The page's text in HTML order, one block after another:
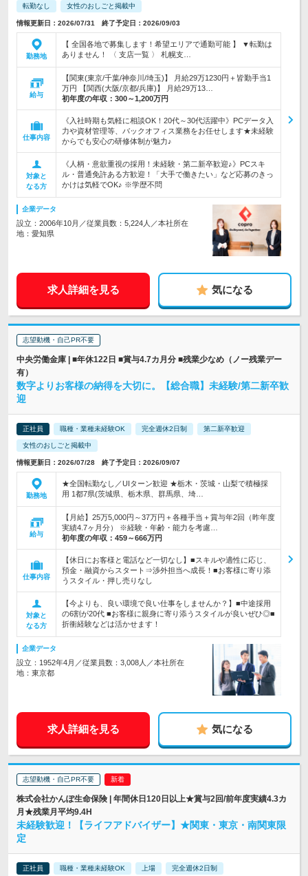
転勤なし 女性のおしごと掲載中
情報更新日：2026/07/31 終了予定日：2026/09/03
勤務地
【 全国各地で募集します！希望エリアで通勤可能 】 ▼転勤は
ありません！ 〈 支店一覧 〉 札幌支…
給与
【関東(東京/千葉/神奈川/埼玉)】 月給29万1230円＋皆勤手当1
万円 【関西(大阪/京都/兵庫)】 月給29万13…
初年度の年収： 300～1,200万円
仕事内容
《入社時期も気軽に相談OK！20代～30代活躍中》PCデータ入
力や資材管理等、バックオフィス業務をお任せします★未経験
からでも安心の研修体制が魅力♪
対象と
なる方
《人柄・意欲重視の採用！未経験・第二新卒歓迎♪》PCスキ
ル・普通免許ある方歓迎！「大手で働きたい」など応募のきっ
かけは気軽でOK♪ ※学歴不問
企業データ
設立：2006年10月／従業員数：5,224人／本社所在
地：愛知県
求人詳細を見る 気になる
志望動機・自己PR不要
中央労働金庫 | ■年休122日 ■賞与4.7カ月分 ■残業少なめ（ノー残業デー
有）
数字よりお客様の納得を大切に。【総合職】未経験/第二新卒歓
迎
正社員 職種・業種未経験OK 完全週休2日制 第二新卒歓迎
女性のおしごと掲載中
情報更新日：2026/07/28 終了予定日：2026/09/07
勤務地
★全国転勤なし／UIターン歓迎 ★栃木・茨城・山梨で積極採
用 1都7県(茨城県、栃木県、群馬県、埼…
給与
【月給】25万5,000円～37万円＋各種手当＋賞与年2回（昨年度
実績4.7ヶ月分） ※経験・年齢・能力を考慮…
初年度の年収： 459～666万円
仕事内容
【休日にお客様と電話など一切なし】■スキルや適性に応じ、
預金・融資からスタート⇒渉外担当へ成長！■お客様に寄り添
うスタイル・押し売りなし
対象と
なる方
【今よりも、良い環境で良い仕事をしませんか？】■中途採用
の6割が20代 ■お客様に親身に寄り添うスタイルが良いぜひ◎■
折衝経験などは活かせます！
企業データ
設立：1952年4月／従業員数：3,008人／本社所在
地：東京都
求人詳細を見る 気になる
志望動機・自己PR不要
株式会社かんぽ生命保険 | 年間休日120日以上★賞与2回/前年度実績4.3カ
月★残業月平均9.4H
未経験歓迎！【ライフアドバイザー】★関東・東京・南関東限
定
正社員 職種・業種未経験OK 上場 完全週休2日制